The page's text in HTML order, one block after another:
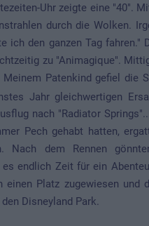
Uhr zeigte eine "40".
durch die Wolken.
den ganzen Tag fahren."
zu "Animagique".
Patenkind gefiel die
Jahr gleichwertigen
nach "Radiator
Pech gehabt hatten,
Nach dem Rennen
endlich Zeit für ein
Platz zugewiesen und
Disneyland Park.